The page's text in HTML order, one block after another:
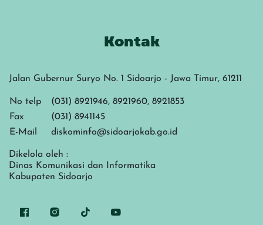
Kontak
Jalan Gubernur Suryo No. 1 Sidoarjo - Jawa Timur, 61211
No telp
(031) 8921946, 8921960, 8921853
Fax
(031) 8941145
E-Mail
diskominfo@sidoarjokab.go.id
Dikelola oleh :
Dinas Komunikasi dan Informatika
Kabupaten Sidoarjo